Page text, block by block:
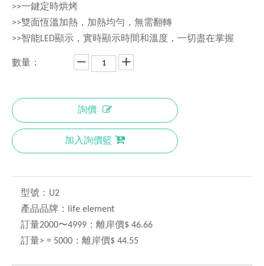
>>一鍵定時烘烤
>>雙面恆溫加熱，加熱均勻，無需翻轉
>>智能LED顯示，實時顯示時間和溫度，一切盡在掌握
數量：
詢價
加入詢價籃
型號： U2
產品品牌：
life element
訂量2000〜4999： 離岸價$ 46.66
訂量> = 5000： 離岸價$ 44.55